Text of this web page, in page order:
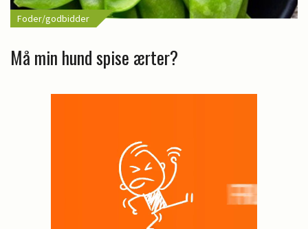
Foder/godbidder
Må min hund spise ærter?